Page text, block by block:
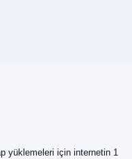
yüklemeleri için internetin 1